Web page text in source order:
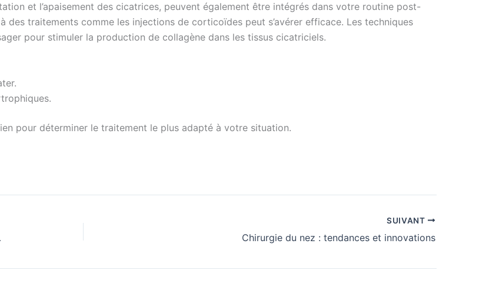
et l’apaisement des cicatrices, peuvent également être intégrés dans votre routine post-
traitements comme les injections de corticoïdes peut s’avérer efficace. Les techniques
pour stimuler la production de collagène dans les tissus cicatriciels.
pour déterminer le traitement le plus adapté à votre situation.
?
SUIVANT
Chirurgie du nez : tendances et innovations